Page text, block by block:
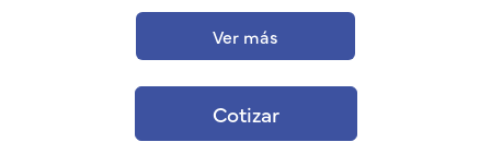
Ver más
Cotizar